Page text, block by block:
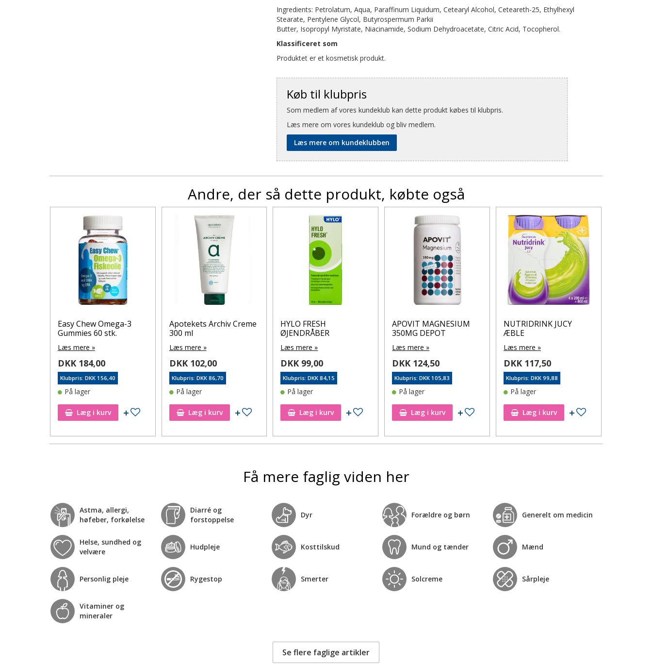
Ingredients: Petrolatum, Aqua, Paraffinum Liquidum, Cetearyl Alcohol, Ceteareth-25, Ethylhexyl
Stearate, Pentylene Glycol, Butyrospermum Parkii
Butter, Isopropyl Myristate, Niacinamide, Sodium Dehydroacetate, Citric Acid, Tocopherol.
Klassificeret som
Produktet er et kosmetisk produkt.
Køb til klubpris
Som medlem af vores kundeklub kan dette produkt købes til klubpris.
Læs mere om vores kundeklub og bliv medlem.
Læs mere om kundeklubben
Andre, der så dette produkt, købte også
Tilføj til ønskeseddel
Easy Chew Omega-3
Gummies 60 stk.
Læs mere »
DKK 184,00
Klubpris: DKK 156,40
På lager
Læg i kurv Tilføj til ønskeseddel
Apotekets Archiv Creme
300 ml
Læs mere »
DKK 102,00
Klubpris: DKK 86,70
På lager
Læg i kurv Tilføj til ønskeseddel
HYLO FRESH
ØJENDRÅBER
Læs mere »
DKK 99,00
Klubpris: DKK 84,15
På lager
Læg i kurv Tilføj til ønskeseddel
APOVIT MAGNESIUM
350MG DEPOT
Læs mere »
DKK 124,50
Klubpris: DKK 105,83
På lager
Læg i kurv Tilføj til ønskeseddel
NUTRIDRINK JUCY
ÆBLE
Læs mere »
DKK 117,50
Klubpris: DKK 99,88
På lager
Læg i kurv Tilføj til ønskeseddel
Få mere faglig viden her
Astma, allergi,
høfeber, forkølelse
Diarré og
forstoppelse
Dyr Forældre og børn Generelt om medicin
Helse, sundhed og
velvære
Hudpleje Kosttilskud Mund og tænder Mænd
Personlig pleje Rygestop Smerter Solcreme Sårpleje
Vitaminer og
mineraler
Se flere faglige artikler